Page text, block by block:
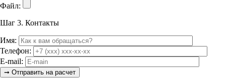
Файл:
Шаг 3. Контакты
Имя:
Телефон:
E-mail: